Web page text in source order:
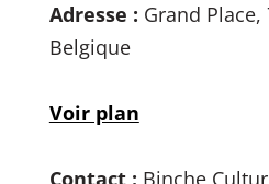
Adresse : Grand Place,
Belgique
Voir plan
Contact : Binche